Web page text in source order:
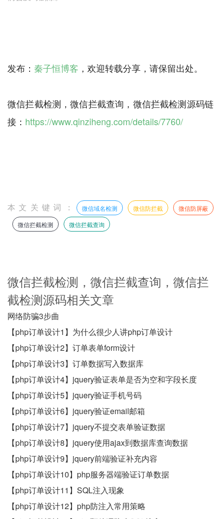
发布： 秦子恒博客 ，欢迎转载分享，请保留出处。
微信拦截检测，微信拦截查询，微信拦截检测源码链
接： https://www.qinziheng.com/details/7760/
本文关键词： 微信域名检测 微信防拦截
微信防屏蔽
微信拦截检测
微信拦截查询
微信拦截检测，微信拦截查询，微信拦
截检测源码相关文章
网络防骗3步曲
【php订单设计1】为什么很少人讲php订单设计
【php订单设计2】订单表单form设计
【php订单设计3】订单数据写入数据库
【php订单设计4】jquery验证表单是否为空和字段长度
【php订单设计5】jquery验证手机号码
【php订单设计6】jquery验证email邮箱
【php订单设计7】jquery不提交表单验证数据
【php订单设计8】jquery使用ajax到数据库查询数据
【php订单设计9】jquery前端验证补充内容
【php订单设计10】php服务器端验证订单数据
【php订单设计11】SQL注入现象
【php订单设计12】php防注入常用策略